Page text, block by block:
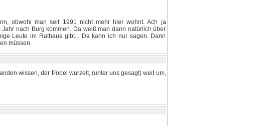
obwohl man seit 1991 nicht mehr hier wohnt. Ach ja
nach Burg kommen. Da weiß man dann natürlich über
Leute im Rathaus gibt... Da kann ich nur sagen. Dann
müssen.
wissen, der Pöbel wurzelt, (unter uns gesagt) weit um,